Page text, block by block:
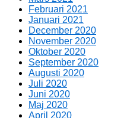
Februari 2021
Januari 2021
December 2020
November 2020
Oktober 2020
September 2020
Augusti 2020
Juli 2020
Juni 2020
Maj 2020
April 2020